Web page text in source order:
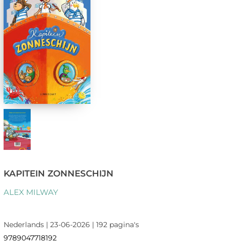
KAPITEIN ZONNESCHIJN
ALEX MILWAY
Nederlands | 23-06-2026 | 192 pagina's
9789047718192